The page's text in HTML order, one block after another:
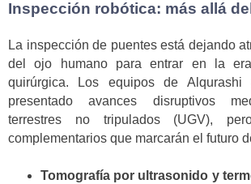
Inspección robótica: más allá
La inspección de puentes está dejando
del ojo humano para entrar en la
quirúrgica. Los equipos de
presentado avances disruptivos
terrestres no tripulados (UGV),
complementarios que marcarán el futuro
Tomografía por ultrasonido y